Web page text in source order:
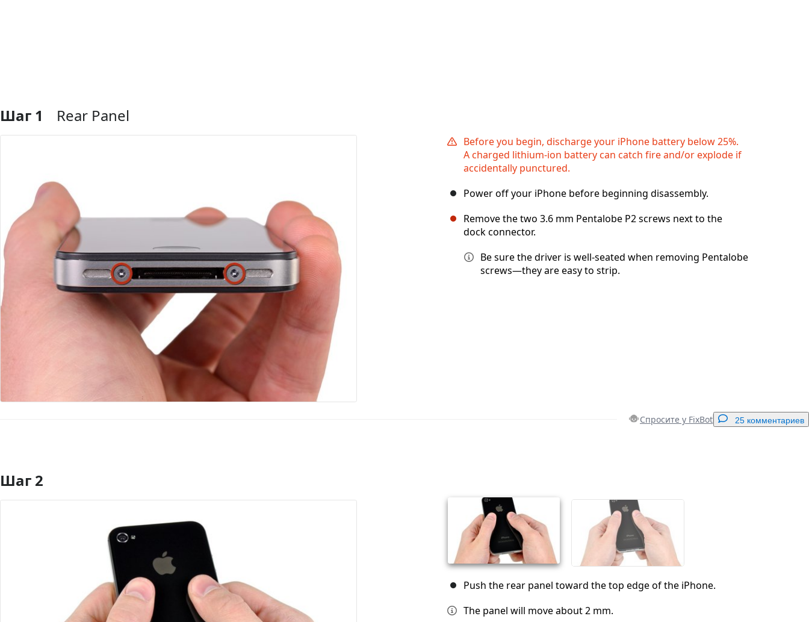
Шаг 1 Rear Panel
Before you begin, discharge your iPhone battery below 25%.
A charged lithium-ion battery can catch fire and/or explode if
accidentally punctured.
Power off your iPhone before beginning disassembly.
Remove the two 3.6 mm Pentalobe P2 screws next to the
dock connector.
Be sure the driver is well-seated when removing Pentalobe
screws—they are easy to strip.
Спросите у FixBot 25 комментариев
Добавить комментарий
Отмена
Шаг 2
Push the rear panel toward the top edge of the iPhone.
The panel will move about 2 mm.